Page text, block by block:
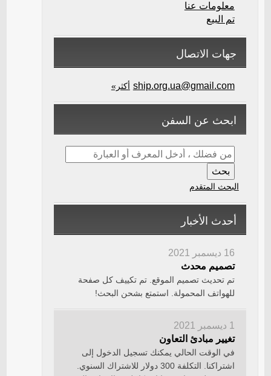
معلومات عنا
تم البيع
جهات الاتصال
ship.org.ua@gmail.com أكثر»
ابحث عن السفن
البحث المتقدم
أحدث الأخبار
16 ديسمبر 2021
تصميم محدث
تم تحديث تصميم الموقع. تم تكييف كل صفحة
للهواتف المحمولة. استمتع بشحن البحث!
1 ديسمبر 2021
تغيير مبادئ التعاون
في الوقت الحالي يمكنك تسجيل الدخول إلى
اشتراكنا. التكلفة 300 دولار للاشتراك السنوي.